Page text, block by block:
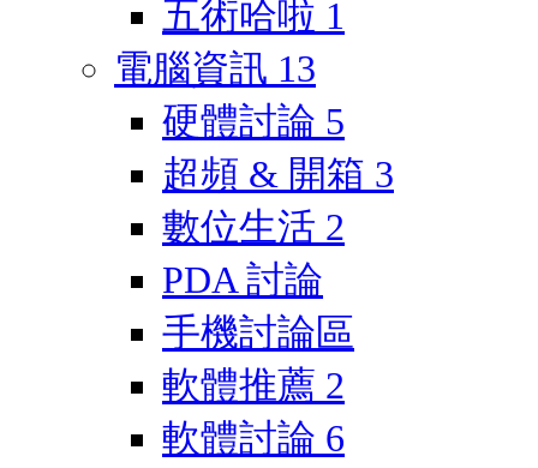
五術哈啦 1
電腦資訊 13
硬體討論 5
超頻 & 開箱 3
數位生活 2
PDA 討論
手機討論區
軟體推薦 2
軟體討論 6